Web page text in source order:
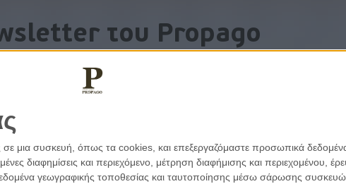
μια συσκευή, όπως τα cookies, και επεξεργαζόμαστε προσωπικά
διαφημίσεις και περιεχόμενο, μέτρηση διαφήμισης και περιεχομένου,
γεωγραφικής τοποθεσίας και ταυτοποίησης μέσω σάρωσης
του Propago
την ανάλυση της ημέρας στο email σας